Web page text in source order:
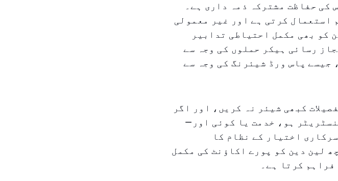
کی حفاظت مشترکہ ذمہ داری ہے۔
استعمال کرتی ہے اور غیر معمولی
کو بھی مکمل احتیاطی تدابیر
رسائی ہیکر حملوں کی وجہ سے
جیسے پاس ورڈ شیئرنگ کی وجہ سے
کبھی شیئر نہ کریں، اور اگر
ہو، خدمت یا کوئی اور—
اختیار کے نظام کا
لین دین کو پورے اکاؤنٹ کی مکمل
کرتا ہے۔